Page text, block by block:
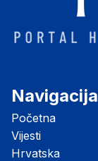
Navigacija
Početna
Vijesti
Hrvatska